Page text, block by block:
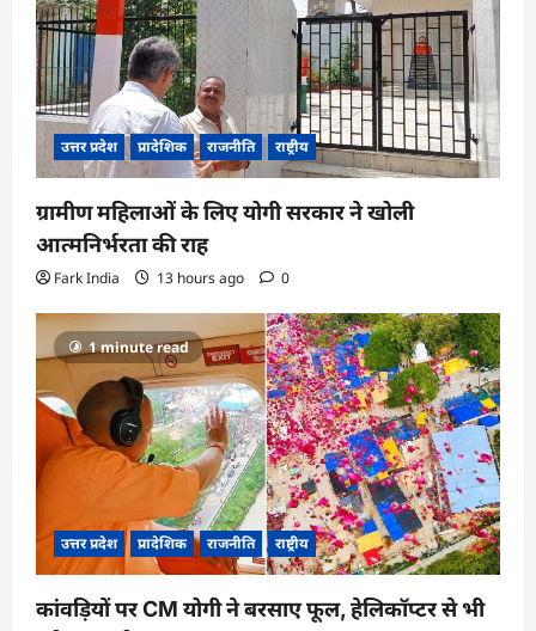
उत्तर प्रदेश प्रादेशिक राजनीति राष्ट्रीय
ग्रामीण महिलाओं के लिए योगी सरकार ने खोली
आत्मनिर्भरता की राह
Fark India 13 hours ago 0
1 minute read
उत्तर प्रदेश प्रादेशिक राजनीति राष्ट्रीय
कांवड़ियों पर CM योगी ने बरसाए फूल, हेलिकॉप्टर से भी